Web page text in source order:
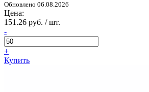
Обновлено 06.08.2026
Цена:
151.26 руб. / шт.
-
+
Купить